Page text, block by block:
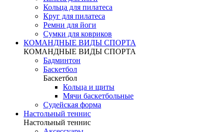
Кольца для пилатеса
Круг для пилатеса
Ремни для йоги
Сумки для ковриков
КОМАНДНЫЕ ВИДЫ СПОРТА
КОМАНДНЫЕ ВИДЫ СПОРТА
Бадминтон
Баскетбол
Баскетбол
Кольца и щиты
Мячи баскетбольные
Судейская форма
Настольный теннис
Настольный теннис